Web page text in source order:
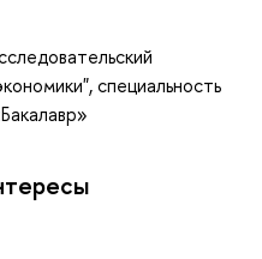
специальность